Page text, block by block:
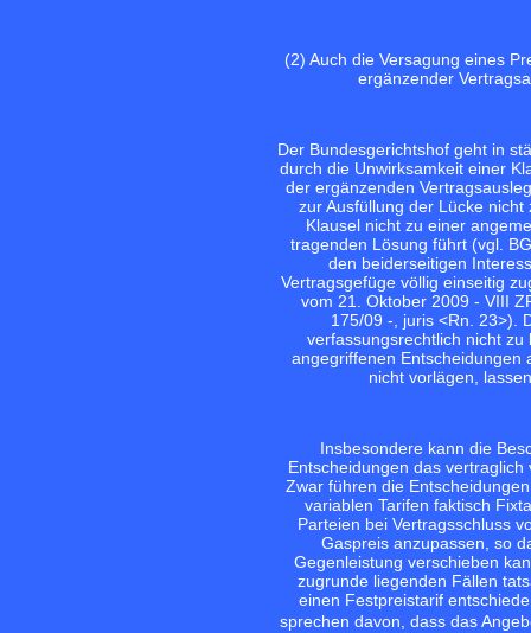
(2) Auch die Versagung eines
ergänzender
Der Bundesgerichtshof geht in
durch die Unwirksamkeit einer
der ergänzenden
zur Ausfüllung der Lücke
Klausel nicht zu einer
tragenden Lösung führt (vgl.
den beiderseitigen
Vertragsgefüge völlig einseitig
vom 21. Oktober 2009 - VIII
175/09 -, juris <Rn. 23>).
verfassungsrechtlich nicht
angegriffenen Entscheidungen
nicht vorlägen,
Insbesondere kann die
Entscheidungen das
Zwar führen die
variablen Tarifen faktisch
Parteien bei Vertragsschluss
Gaspreis anzupassen, so
Gegenleistung verschieben
zugrunde liegenden Fällen
einen Festpreistarif
sprechen davon, dass das